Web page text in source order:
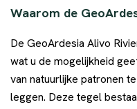
Waarom de
De GeoArdesia Alivo
wat u de mogelijkheid
van natuurlijke patronen
leggen. Deze tegel